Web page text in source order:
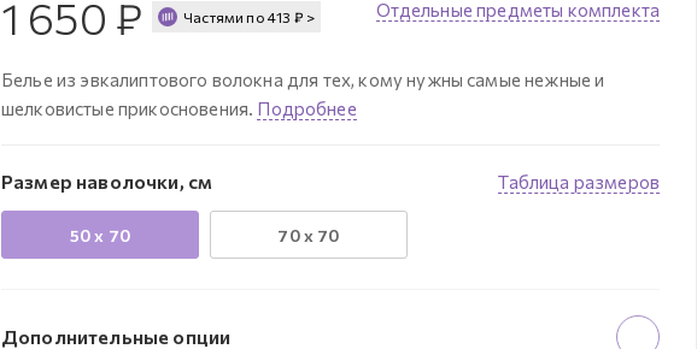
1 650 ₽ Частями по 413 ₽ > Отдельные предметы комплекта
Белье из эвкалиптового волокна для тех, кому нужны самые нежные и
шелковистые прикосновения. Подробнее
Таблица размеров
Размер наволочки, см
50 х 70 70 х 70
Дополнительные опции